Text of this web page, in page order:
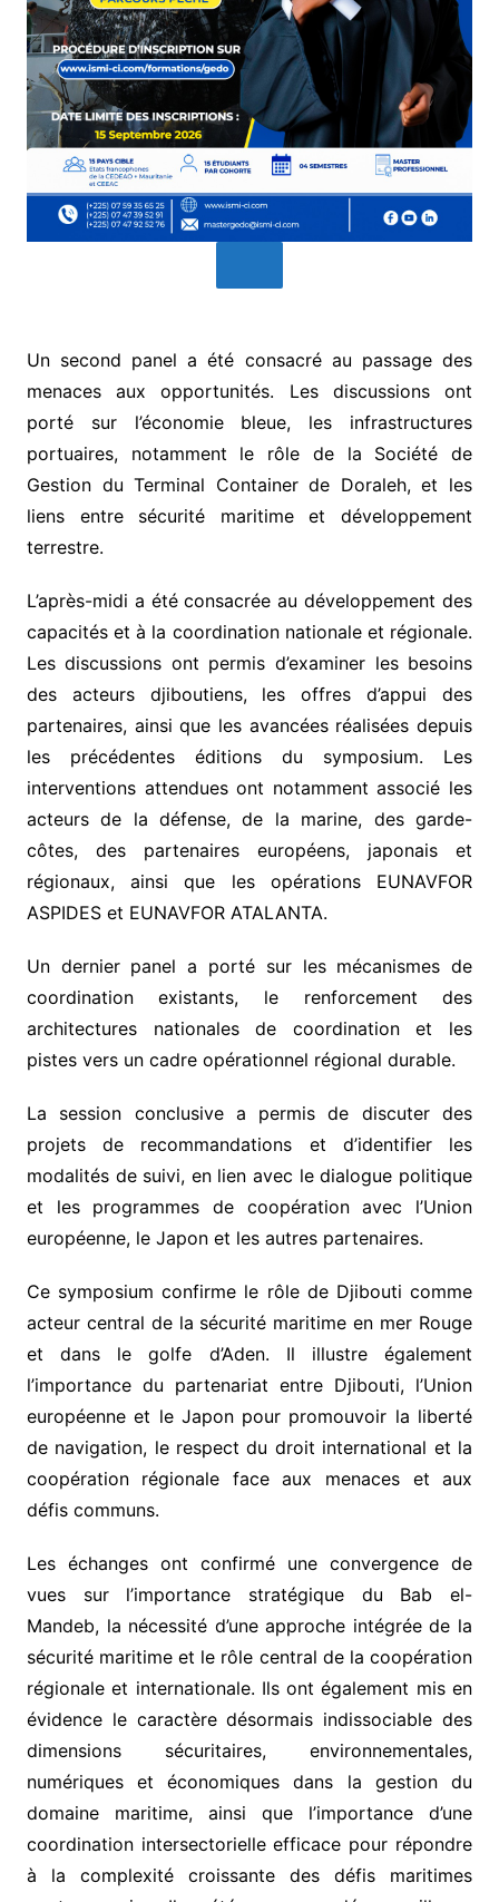
Un second panel a été consacré au passage des
menaces aux opportunités. Les discussions ont
porté sur l’économie bleue, les infrastructures
portuaires, notamment le rôle de la Société de
Gestion du Terminal Container de Doraleh, et les
liens entre sécurité maritime et développement
terrestre.
L’après-midi a été consacrée au développement des
capacités et à la coordination nationale et régionale.
Les discussions ont permis d’examiner les besoins
des acteurs djiboutiens, les offres d’appui des
partenaires, ainsi que les avancées réalisées depuis
les précédentes éditions du symposium. Les
interventions attendues ont notamment associé les
acteurs de la défense, de la marine, des garde-
côtes, des partenaires européens, japonais et
régionaux, ainsi que les opérations EUNAVFOR
ASPIDES et EUNAVFOR ATALANTA.
Un dernier panel a porté sur les mécanismes de
coordination existants, le renforcement des
architectures nationales de coordination et les
pistes vers un cadre opérationnel régional durable.
La session conclusive a permis de discuter des
projets de recommandations et d’identifier les
modalités de suivi, en lien avec le dialogue politique
et les programmes de coopération avec l’Union
européenne, le Japon et les autres partenaires.
Ce symposium confirme le rôle de Djibouti comme
acteur central de la sécurité maritime en mer Rouge
et dans le golfe d’Aden. Il illustre également
l’importance du partenariat entre Djibouti, l’Union
européenne et le Japon pour promouvoir la liberté
de navigation, le respect du droit international et la
coopération régionale face aux menaces et aux
défis communs.
Les échanges ont confirmé une convergence de
vues sur l’importance stratégique du Bab el-
Mandeb, la nécessité d’une approche intégrée de la
sécurité maritime et le rôle central de la coopération
régionale et internationale. Ils ont également mis en
évidence le caractère désormais indissociable des
dimensions sécuritaires, environnementales,
numériques et économiques dans la gestion du
domaine maritime, ainsi que l’importance d’une
coordination intersectorielle efficace pour répondre
à la complexité croissante des défis maritimes